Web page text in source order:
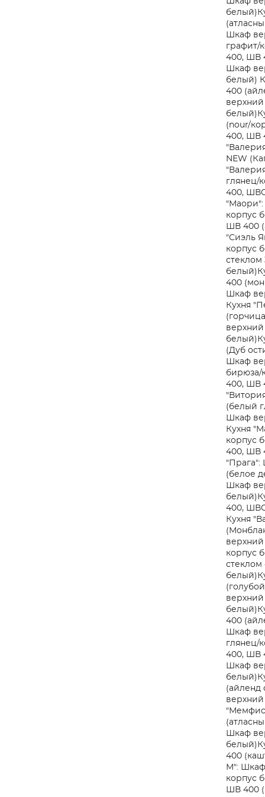
белый)
Шкаф
графит/
400, ШВ
Шкаф
белый)
400
белый)
(nour/
400, ШВ
NEW
глянец/
400,
корпус
ШВ 400
"Сиэль
корпус
стеклом
белый)
400
Шкаф
Кухня
белый)
(Дуб
Шкаф
бирюза/
400, ШВ
(белый
Шкаф
Кухня
корпус
400, ШВ
"Прага":
(белое
Шкаф
белый)
400,
Кухня
корпус
стеклом
белый)
белый)
400
Шкаф
глянец/
400, ШВ
Шкаф
белый)
(айленд
Шкаф
белый)
400
М":
корпус
ШВ 400